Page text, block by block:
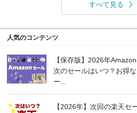
すべて見る
人気のコンテンツ
【保存版】2026年
次のセールはいつ？お得
ー...
【2026年】次回の楽天セ